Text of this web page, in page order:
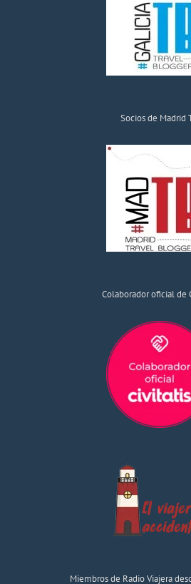
Socios de Madrid
Colaborador oficial de
Miembros de Radio Viajera